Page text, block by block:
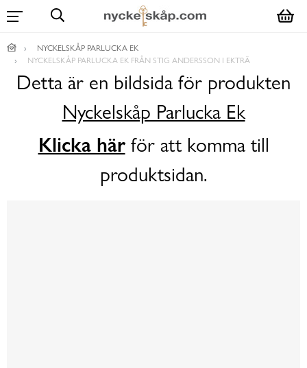
NYCKELSKÅP PARLUCKA EK
NYCKELSKÅP PARLUCKA EK FRÅN STIG ANDERSSON I EKTRÄ
Detta är en bildsida för produkten
Nyckelskåp Parlucka Ek
Klicka härför att komma till
produktsidan.